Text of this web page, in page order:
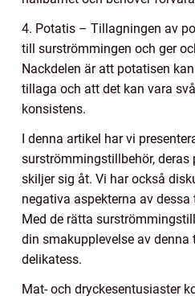
4. Potatis – Tillagningen av
till surströmmingen och ger
Nackdelen är att potatisen
tillaga och att det kan vara
konsistens.
I denna artikel har vi
surströmmingstillbehör, deras
skiljer sig åt. Vi har också
negativa aspekterna av
Med de rätta
din smakupplevelse av
delikatess.
Mat- och dryckesentusiaster